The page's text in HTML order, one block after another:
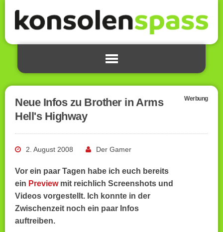
Neue Infos zu Brother in Arms
Hell's Highway
Werbung
2. August 2008 Der Gamer
Vor ein paar Tagen habe ich euch bereits
ein Previewmit reichlich Screenshots und
Videos vorgestellt. Ich konnte in der
Zwischenzeit noch ein paar Infos
auftreiben.